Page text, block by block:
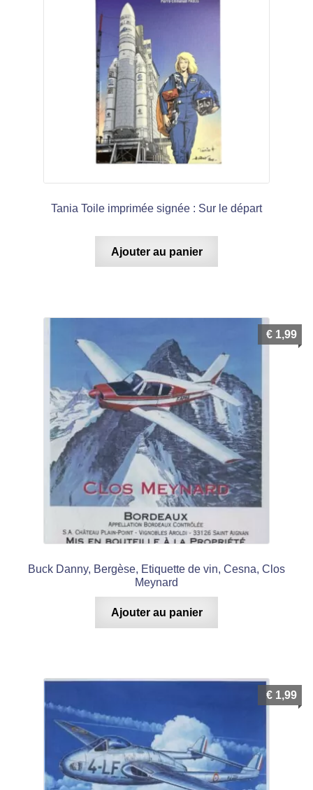
Tania Toile imprimée signée : Sur le départ
Ajouter au panier
Buck Danny, Bergèse, Etiquette de vin, Cesna, Clos
Meynard
€ 1,99
Ajouter au panier
€ 1,99